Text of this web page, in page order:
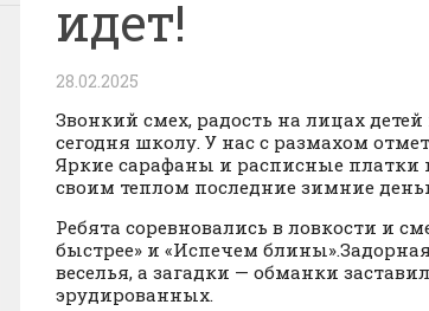
идет!
28.02.2025
Звонкий смех, радость на лицах
сегодня школу. У нас с размахом
Яркие сарафаны и расписные платки
своим теплом последние зимние
Ребята соревновались в ловкости и
быстрее» и «Испечем
веселья, а загадки — обманки
эрудированных.